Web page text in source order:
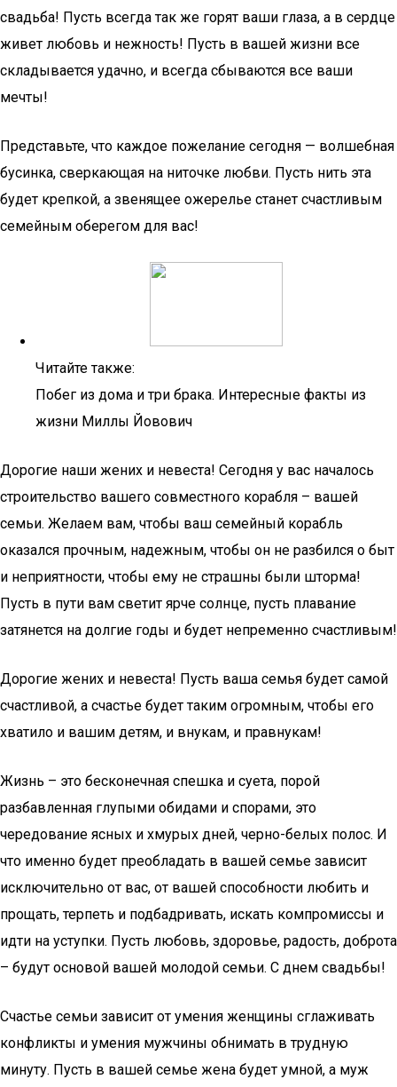
свадьба! Пусть всегда так же горят ваши глаза, а в сердце
живет любовь и нежность! Пусть в вашей жизни все
складывается удачно, и всегда сбываются все ваши
мечты!
Представьте, что каждое пожелание сегодня — волшебная
бусинка, сверкающая на ниточке любви. Пусть нить эта
будет крепкой, а звенящее ожерелье станет счастливым
семейным оберегом для вас!
Читайте также:
Побег из дома и три брака. Интересные факты из
жизни Миллы Йовович
Дорогие наши жених и невеста! Сегодня у вас началось
строительство вашего совместного корабля – вашей
семьи. Желаем вам, чтобы ваш семейный корабль
оказался прочным, надежным, чтобы он не разбился о быт
и неприятности, чтобы ему не страшны были шторма!
Пусть в пути вам светит ярче солнце, пусть плавание
затянется на долгие годы и будет непременно счастливым!
Дорогие жених и невеста! Пусть ваша семья будет самой
счастливой, а счастье будет таким огромным, чтобы его
хватило и вашим детям, и внукам, и правнукам!
Жизнь – это бесконечная спешка и суета, порой
разбавленная глупыми обидами и спорами, это
чередование ясных и хмурых дней, черно-белых полос. И
что именно будет преобладать в вашей семье зависит
исключительно от вас, от вашей способности любить и
прощать, терпеть и подбадривать, искать компромиссы и
идти на уступки. Пусть любовь, здоровье, радость, доброта
– будут основой вашей молодой семьи. С днем свадьбы!
Счастье семьи зависит от умения женщины сглаживать
конфликты и умения мужчины обнимать в трудную
минуту. Пусть в вашей семье жена будет умной, а муж